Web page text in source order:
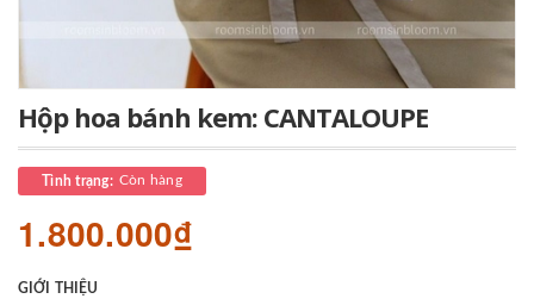
Hộp hoa bánh kem: CANTALOUPE
Tình trạng: Còn hàng
1.800.000₫
GIỚI THIỆU